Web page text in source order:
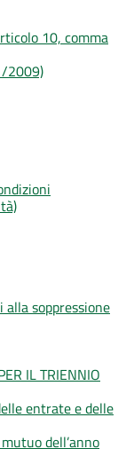
10, comma
2009)
soppressione
IL TRIENNIO
entrate e delle
dell’anno